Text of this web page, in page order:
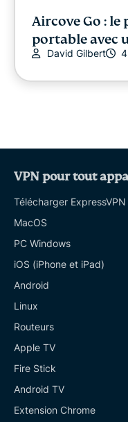
Aircove Go :
portable avec
David Gilbert
VPN pour tout
Télécharger ExpressVPN
MacOS
PC Windows
iOS (iPhone et iPad)
Android
Linux
Routeurs
Apple TV
Fire Stick
Android TV
Extension Chrome